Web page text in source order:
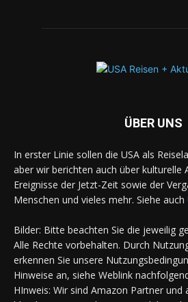
ÜBER UNS
In erster Linie sollen die USA als
aber wir berichten auch über kulturelle
Ereignisse der Jetzt-Zeit sowie der
Menschen und vieles mehr. Siehe auch
Bilder: Bitte beachten Sie die jeweilig
Alle Rechte vorbehalten. Durch
erkennen Sie unsere
Hinweise an, siehe Weblink
HInweis: Wir sind Amazon Partner und